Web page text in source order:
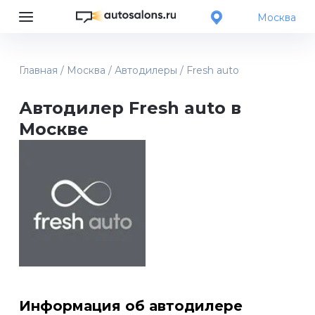
Главная / Москва / Автодилеры / Fresh auto
Москва
Автодилер Fresh auto в
Москве
Информация об автодилере